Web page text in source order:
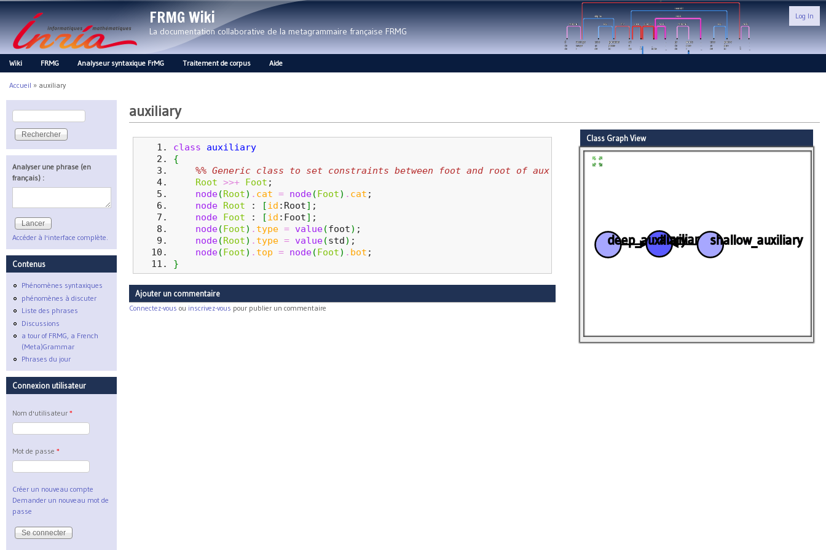
FRMG Wiki
La documentation collaborative de la metagrammaire française FRMG
Log In
Main menu
Wiki FRMG Analyseur syntaxique FrMG Traitement de corpus Aide
Vous êtes ici
Accueil » auxiliary
auxiliary
class
auxiliary
{
%% Generic class to set constraints between foot and root of aux tree
Root >>+ Foot ;
node(Root) . cat = node(Foot) . cat ;
node
Root : [id :Root] ;
node
Foot : [id :Foot] ;
node(Foot) . type = value(foot) ;
node(Root) . type = value(std) ;
node(Foot) . top = node(Foot) . bot ;
}
Ajouter un commentaire
Connectez-vous ou inscrivez-vous pour publier un commentaire
Class Graph View
auxiliary
deep_auxiliary shallow_auxiliary
Formulaire de recherche
Rechercher
Analyser une phrase (en
français) :
Accéder à l'interface complète.
Contenus
Phénomènes syntaxiques
phénomènes à discuter
Liste des phrases
Discussions
a tour of FRMG, a French
(Meta)Grammar
Phrases du jour
Connexion utilisateur
Nom d'utilisateur *
Mot de passe *
Créer un nouveau compte
Demander un nouveau mot de
passe